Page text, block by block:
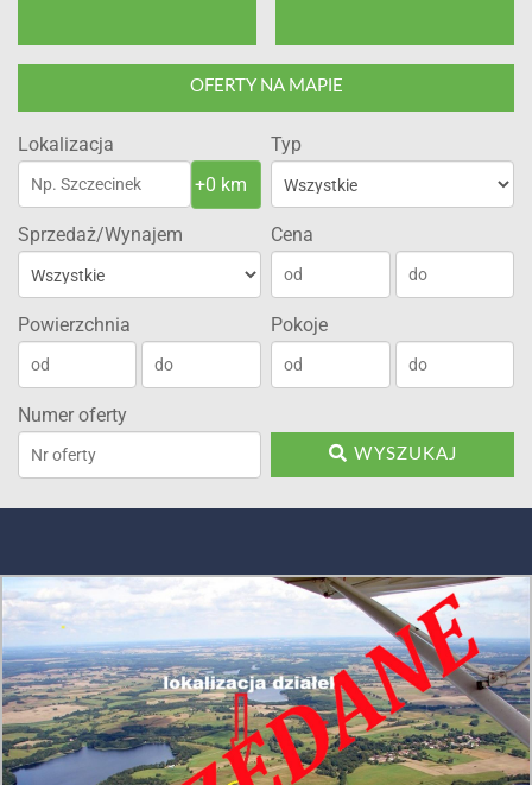
OFERTY NA MAPIE
Lokalizacja Typ
Sprzedaż/Wynajem Cena
Powierzchnia Pokoje
Numer oferty
WYSZUKAJ